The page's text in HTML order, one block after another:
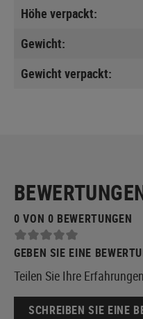
Höhe verpackt:
Gewicht:
Gewicht verpackt:
0 VON 0 BEWERTUNGEN
GEBEN SIE EINE
Teilen Sie Ihre
SCHREIBEN SIE EINE